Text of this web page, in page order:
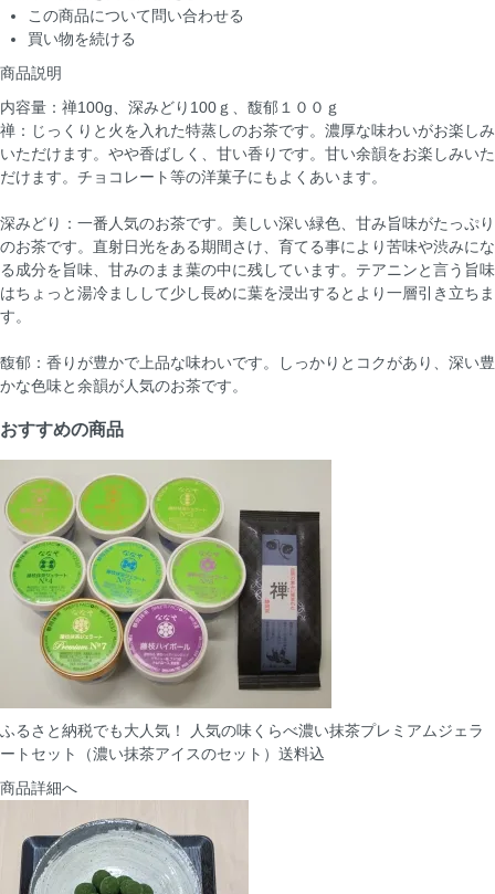
この商品について問い合わせる
買い物を続ける
商品説明
内容量：禅100g、深みどり100ｇ、馥郁１００ｇ
禅：じっくりと火を入れた特蒸しのお茶です。濃厚な味わいがお楽しみ
いただけます。やや香ばしく、甘い香りです。甘い余韻をお楽しみいた
だけます。チョコレート等の洋菓子にもよくあいます。
深みどり：一番人気のお茶です。美しい深い緑色、甘み旨味がたっぷり
のお茶です。直射日光をある期間さけ、育てる事により苦味や渋みにな
る成分を旨味、甘みのまま葉の中に残しています。テアニンと言う旨味
はちょっと湯冷ましして少し長めに葉を浸出するとより一層引き立ちま
す。
馥郁：香りが豊かで上品な味わいです。しっかりとコクがあり、深い豊
かな色味と余韻が人気のお茶です。
おすすめの商品
ふるさと納税でも大人気！ 人気の味くらべ濃い抹茶プレミアムジェラ
ートセット（濃い抹茶アイスのセット）送料込
商品詳細へ